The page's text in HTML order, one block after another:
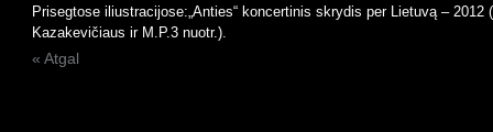
Prisegtose iliustracijose:„Anties“ koncertinis skrydis per Lietuvą – 2012
Kazakevičiaus ir M.P.3nuotr.).
« Atgal